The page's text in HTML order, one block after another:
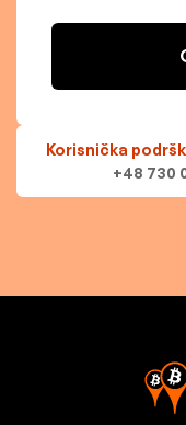
Korisnička
+48 730